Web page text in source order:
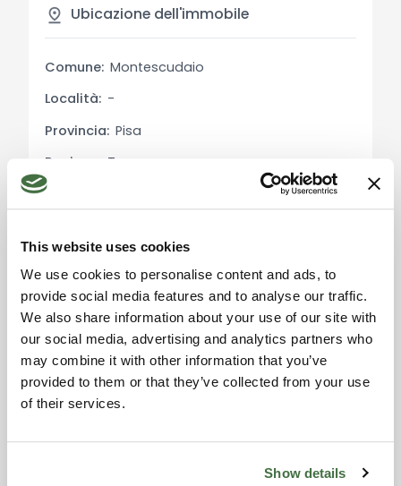
This website uses cookies
We use cookies to personalise content and ads, to
provide social media features and to analyse our traffic.
We also share information about your use of our site with
our social media, advertising and analytics partners who
may combine it with other information that you’ve
provided to them or that they’ve collected from your use
of their services.
Show details
offre bellissimi paesaggi collinari, uliveti e vigneti,
nonché spiagge sabbiose e pittoreschi borghi
partenza ideale per esplorare le bellezze della
Toscana.
Centro di Montescudaio: 2 km
Pisa: circa 60 km
Livorno: circa 50 km
Volterra: circa 35 km
Scopri la bellezza e il comfort di questo casolare
in pietra con piscina, immerso nella meravigliosa
campagna toscana.
Ubicazione dell'immobile
Comune: Montescudaio
Località: -
Provincia: Pisa
Regione:
Toscana
Stato:
Accetta i cookie di
marketing per usare la
mappa. Click qui per
accettarli.